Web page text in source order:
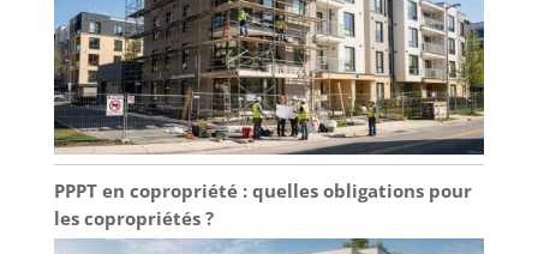
PPPT en copropriété : quelles obligations pour
les copropriétés ?